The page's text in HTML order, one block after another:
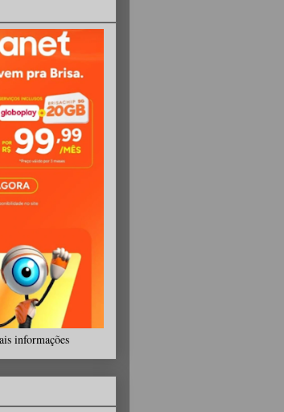
informações